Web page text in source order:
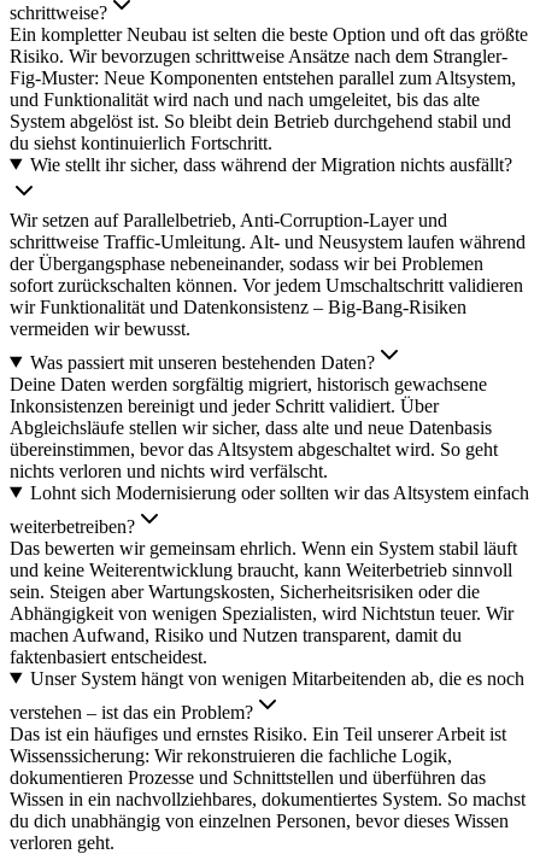
schrittweise?
Ein kompletter Neubau ist selten die beste Option und oft das größte
Risiko. Wir bevorzugen schrittweise Ansätze nach dem Strangler-
Fig-Muster: Neue Komponenten entstehen parallel zum Altsystem,
und Funktionalität wird nach und nach umgeleitet, bis das alte
System abgelöst ist. So bleibt dein Betrieb durchgehend stabil und
du siehst kontinuierlich Fortschritt.
Wie stellt ihr sicher, dass während der Migration nichts ausfällt?
Wir setzen auf Parallelbetrieb, Anti-Corruption-Layer und
schrittweise Traffic-Umleitung. Alt- und Neusystem laufen während
der Übergangsphase nebeneinander, sodass wir bei Problemen
sofort zurückschalten können. Vor jedem Umschaltschritt validieren
wir Funktionalität und Datenkonsistenz – Big-Bang-Risiken
vermeiden wir bewusst.
Was passiert mit unseren bestehenden Daten?
Deine Daten werden sorgfältig migriert, historisch gewachsene
Inkonsistenzen bereinigt und jeder Schritt validiert. Über
Abgleichsläufe stellen wir sicher, dass alte und neue Datenbasis
übereinstimmen, bevor das Altsystem abgeschaltet wird. So geht
nichts verloren und nichts wird verfälscht.
Lohnt sich Modernisierung oder sollten wir das Altsystem einfach
weiterbetreiben?
Das bewerten wir gemeinsam ehrlich. Wenn ein System stabil läuft
und keine Weiterentwicklung braucht, kann Weiterbetrieb sinnvoll
sein. Steigen aber Wartungskosten, Sicherheitsrisiken oder die
Abhängigkeit von wenigen Spezialisten, wird Nichtstun teuer. Wir
machen Aufwand, Risiko und Nutzen transparent, damit du
faktenbasiert entscheidest.
Unser System hängt von wenigen Mitarbeitenden ab, die es noch
verstehen – ist das ein Problem?
Das ist ein häufiges und ernstes Risiko. Ein Teil unserer Arbeit ist
Wissenssicherung: Wir rekonstruieren die fachliche Logik,
dokumentieren Prozesse und Schnittstellen und überführen das
Wissen in ein nachvollziehbares, dokumentiertes System. So machst
du dich unabhängig von einzelnen Personen, bevor dieses Wissen
verloren geht.